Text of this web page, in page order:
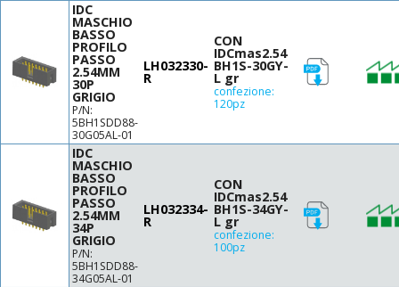
IDC
MASCHIO
BASSO
PROFILO
PASSO
2.54MM
30P
GRIGIO
P/N:
5BH1SDD88-
30G05AL-01
LH032330-
R
CON
IDCmas2.54
BH1S-30GY-
L gr
confezione:
120pz
IDC
MASCHIO
BASSO
PROFILO
PASSO
2.54MM
34P
GRIGIO
P/N:
5BH1SDD88-
34G05AL-01
LH032334-
R
CON
IDCmas2.54
BH1S-34GY-
L gr
confezione:
100pz